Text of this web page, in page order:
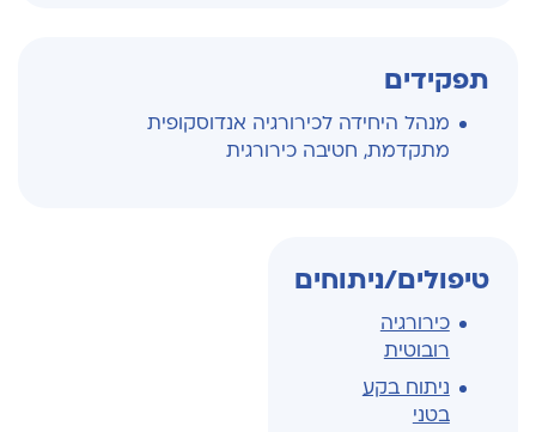
תפקידים
מנהל היחידה לכירורגיה אנדוסקופית
מתקדמת, חטיבה כירורגית
טיפולים/ניתוחים
כירורגיה
רובוטית
ניתוח בקע
בטני